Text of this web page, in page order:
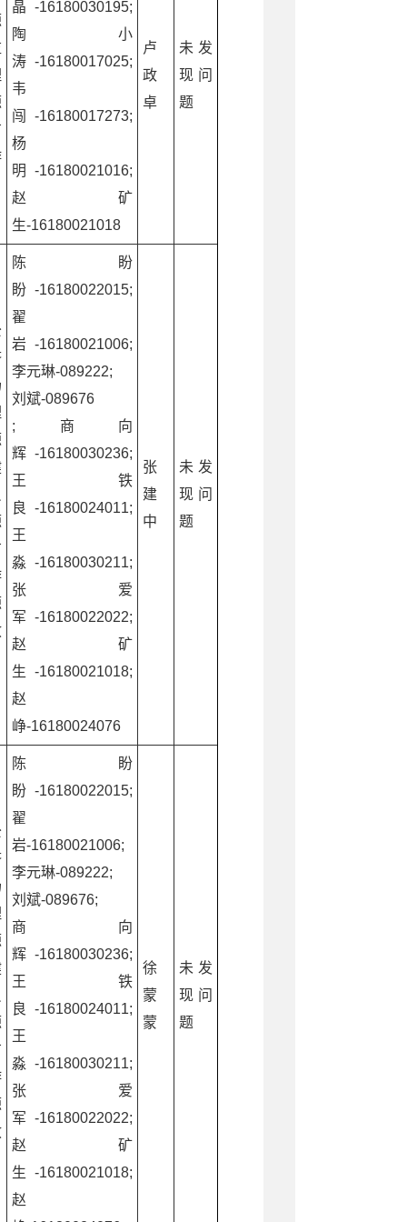
晶-16180030195;
陶小
涛-16180017025;
韦
闯-16180017273;
杨
明-16180021016;
赵矿
生-16180021018
卢
政
卓
未发
现问
题
陈盼
盼-16180022015;
翟
岩-16180021006;
李元琳-089222;
刘斌-089676
;商向
辉-16180030236;
王铁
良-16180024011;
王
淼-16180030211;
张爱
军-16180022022;
赵矿
生-16180021018;
赵
峥-16180024076
张
建
中
未发
现问
题
陈盼
盼-16180022015;
翟
岩-16180021006;
李元琳-089222;
刘斌-089676;
商向
辉-16180030236;
王铁
良-16180024011;
王
淼-16180030211;
张爱
军-16180022022;
赵矿
生-16180021018;
赵
徐
蒙
蒙
未发
现问
题